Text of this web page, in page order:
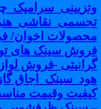
اخوان/
سینک های
-فروش
گاز
وقیمت